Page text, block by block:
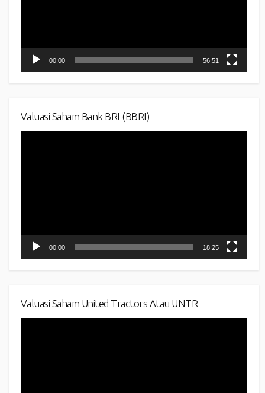
00:00 56:51
Valuasi Saham Bank BRI (BBRI)
00:00 18:25
Valuasi Saham United Tractors Atau UNTR